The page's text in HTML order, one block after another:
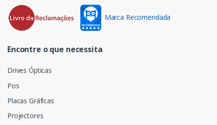
Marca Recomendada
Encontre o que necessita
Drives Ópticas
Pos
Placas Gráficas
Projectores